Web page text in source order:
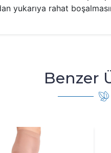
yukarıya rahat
Benzer